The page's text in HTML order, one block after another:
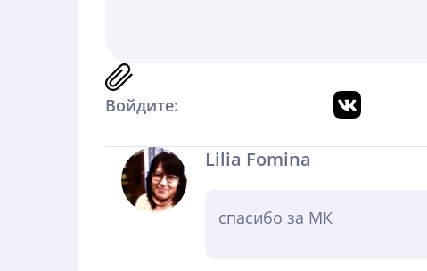
Войдите:
Lilia Fomina
спасибо за МК